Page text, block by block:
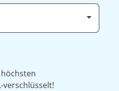
verschlüsselt!